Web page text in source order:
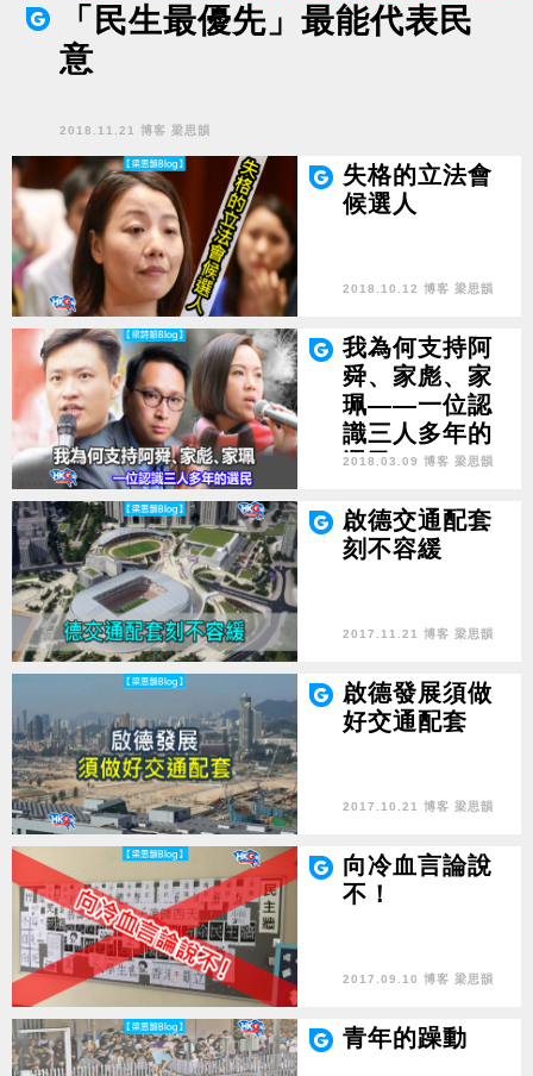
「民生最優先」最能代表民
意
2018.11.21 博客 梁思韻
失格的立法會
候選人
2018.10.12 博客 梁思韻
我為何支持阿
舜、家彪、家
珮——一位認
識三人多年的
選民
2018.03.09 博客 梁思韻
啟德交通配套
刻不容緩
2017.11.21 博客 梁思韻
啟德發展須做
好交通配套
2017.10.21 博客 梁思韻
向冷血言論說
不！
2017.09.10 博客 梁思韻
青年的躁動